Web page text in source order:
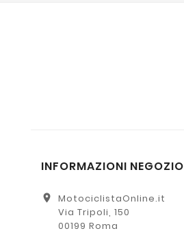
INFORMAZIONI NEGOZIO
location_on
MotociclistaOnline.it
Via Tripoli, 150
00199 Roma